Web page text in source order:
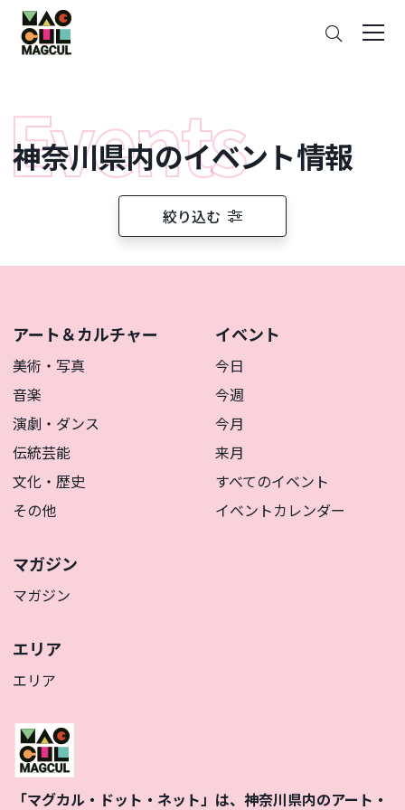
ン
テ
ン
ス
キ
ッ
神奈川県内のイベント情報
絞り込む
アート＆カルチャー
美術・写真
音楽
演劇・ダンス
伝統芸能
文化・歴史
その他
イベント
今日
今週
今月
来月
すべてのイベント
イベントカレンダー
マガジン
マガジン
エリア
エリア
「マグカル・ドット・ネット」は、神奈川県内のアート・